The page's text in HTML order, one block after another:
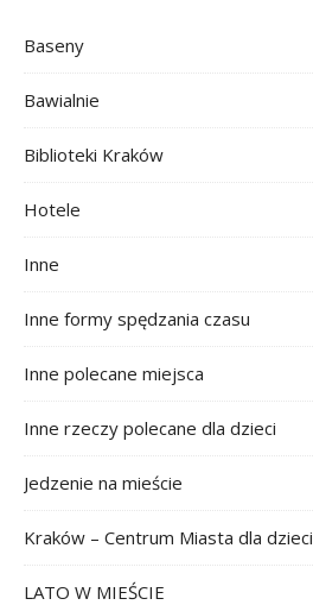
Baseny
Bawialnie
Biblioteki Kraków
Hotele
Inne
Inne formy spędzania czasu
Inne polecane miejsca
Inne rzeczy polecane dla dzieci
Jedzenie na mieście
Kraków – Centrum Miasta dla dzieci
LATO W MIEŚCIE